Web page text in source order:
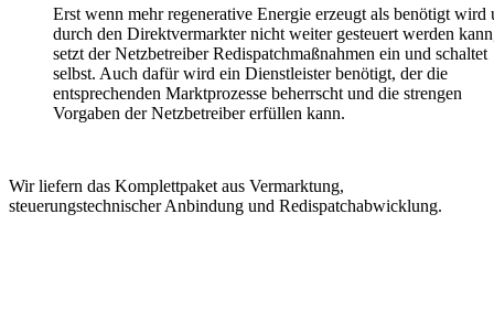
Erst wenn mehr regenerative Energie erzeugt als benötigt wird
durch den Direktvermarkter nicht weiter gesteuert werden
setzt der Netzbetreiber Redispatchmaßnahmen ein und schaltet
selbst. Auch dafür wird ein Dienstleister benötigt, der die
entsprechenden Marktprozesse beherrscht und die strengen
Vorgaben der Netzbetreiber erfüllen kann.
Wir liefern das Komplettpaket aus Vermarktung,
steuerungstechnischer Anbindung und Redispatchabwicklung.